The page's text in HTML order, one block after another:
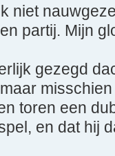
niet
partij. Mijn
gezegd
toren een
en dat hij